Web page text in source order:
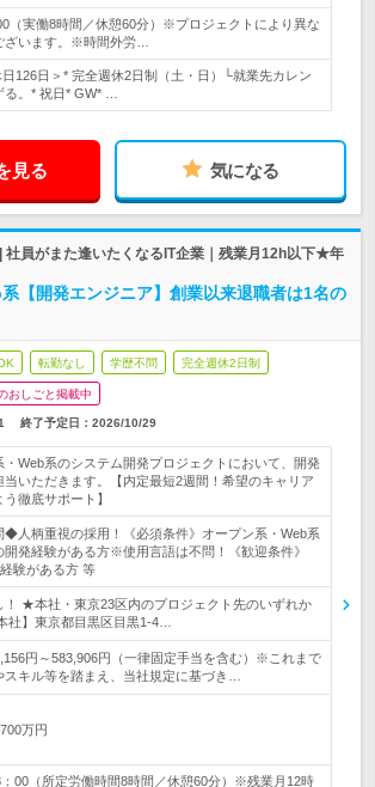
（実働8時間／休憩60分）※プロジェクトにより異な
ざいます。※時間外労…
126日＞* 完全週休2日制（土・日）└就業先カレン
る。* 祝日* GW* …
見る 気になる
社員がまた逢いたくなるIT企業｜残業月12h以下★年
【開発エンジニア】創業以来退職者は1名の
転勤なし 学歴不問 完全週休2日制
おしごと掲載中
終了予定日： 2026/10/29
・Web系のシステム開発プロジェクトにおいて、開発
当いただきます。【内定最短2週間！希望のキャリア
徹底サポート】
人柄重視の採用！《必須条件》オープン系・Web系
開発経験がある方※使用言語は不問！《歓迎条件》
験がある方 等
★本社・東京23区内のプロジェクト先のいずれか
社】東京都目黒区目黒1-4…
円～583,906円（一律固定手当を含む）※これまで
スキル等を踏まえ、当社規定に基づき…
万円
00（所定労働時間8時間／休憩60分）※残業月12時